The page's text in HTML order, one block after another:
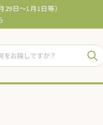
日～1月1日等）